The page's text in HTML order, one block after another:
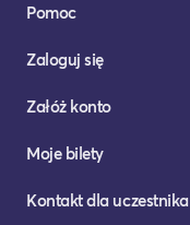
Pomoc
Zaloguj się
Załóż konto
Moje bilety
Kontakt dla uczestnika